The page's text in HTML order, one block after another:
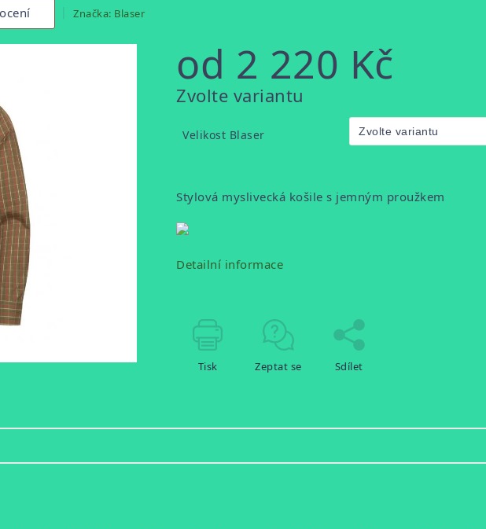
Značka: Blaser
od 2 220 Kč
Měrná
Zvolte variantu
Velikost Blaser
Stylová myslivecká košile s jemným proužkem
Detailní informace
Tisk Zeptat se Sdílet